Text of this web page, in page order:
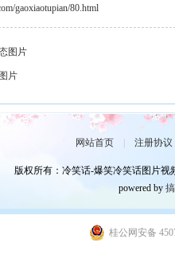
gaoxiaotupian/80.html
图片
片
网站首页| 注册协议
版权所有：冷笑话-爆笑冷笑话图片视
powered by
桂公网安备